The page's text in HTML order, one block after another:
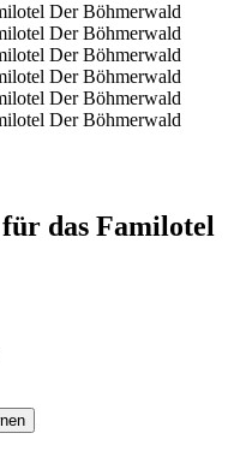
das Familotel